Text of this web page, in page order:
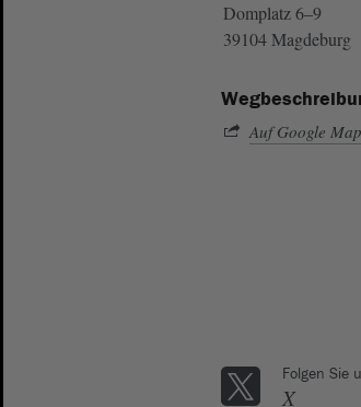
Domplatz 6–9
39104 Magdeburg
Auf Google
Folgen Sie
X